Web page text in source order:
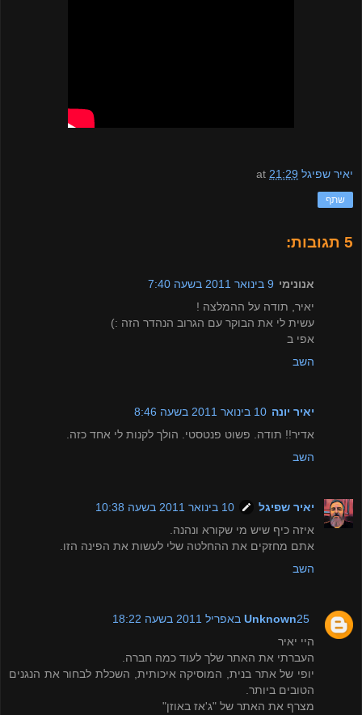
יאיר שפיגל at 21:29
שתף
5 תגובות:
אנונימי 9 בינואר 2011 בשעה 7:40
יאיר, תודה על ההמלצה !
עשית לי את הבוקר עם הגרוב הנהדר הזה :)
אפי ב
השב
יאיר יונה 10 בינואר 2011 בשעה 8:46
אדיר!! תודה. פשוט פנטסטי. הולך לקנות לי אחד כזה.
השב
יאיר שפיגל
10 בינואר 2011 בשעה 10:38
איזה כיף שיש מי שקורא ונהנה.
אתם מחזקים את ההחלטה שלי לעשות את הפינה הזו.
השב
Unknown25 באפריל 2011 בשעה 18:22
היי יאיר
העברתי את האתר שלך לעוד כמה חברה.
יופי של אתר בנית, המוסיקה איכותית, השכלת לבחור את הנגנים
הטובים ביותר.
מצרף את האתר של "ג'אז באוזן"